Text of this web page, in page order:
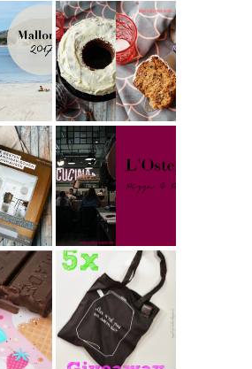
-
im
Playa
in
Rezept |
Weltbester
Carrot Cake
mit Cream
Cheese
Frosting nach
Cynthia
Barcomi –
einfach &
saftig
- Die
|
My Berlin -
L'Osteria | The
Nina Edition
-
King
Dark
&
[gives away]
Limitierte
Tote-Bag
Edition von
Esther
Perbandt